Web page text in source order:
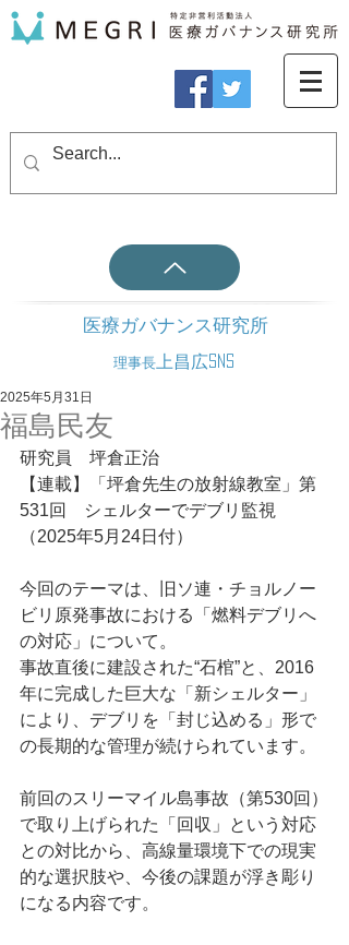
医療ガバナンス研究所
理事長 上昌広SNS
福島民友
2025年5月31日
研究員　坪倉正治
【連載】「坪倉先生の放射線教室」第
531回　シェルターでデブリ監視
（2025年5月24日付）
今回のテーマは、旧ソ連・チョルノー
ビリ原発事故における「燃料デブリへ
の対応」について。
事故直後に建設された“石棺”と、2016
年に完成した巨大な「新シェルター」
により、デブリを「封じ込める」形で
の長期的な管理が続けられています。
前回のスリーマイル島事故（第530回）
で取り上げられた「回収」という対応
との対比から、高線量環境下での現実
的な選択肢や、今後の課題が浮き彫り
になる内容です。